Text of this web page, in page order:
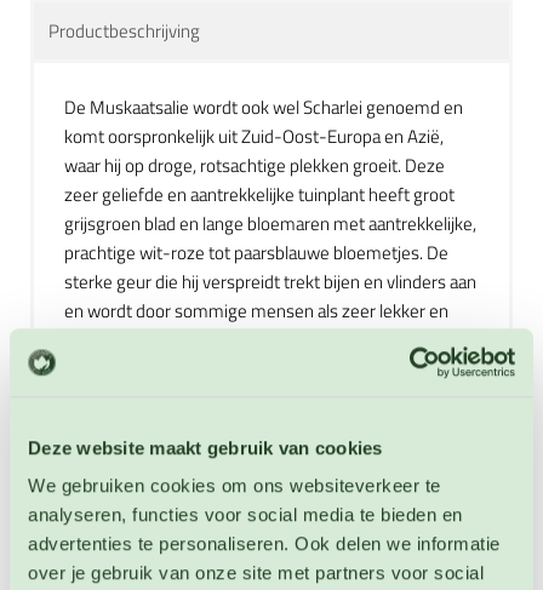
Deze website maakt gebruik van cookies
We gebruiken cookies om ons websiteverkeer te
analyseren, functies voor social media te bieden en
advertenties te personaliseren. Ook delen we informatie
over je gebruik van onze site met partners voor social
Productbeschrijving
De Muskaatsalie wordt ook wel Scharlei genoemd en
komt oorspronkelijk uit Zuid-Oost-Europa en Azië,
waar hij op droge, rotsachtige plekken groeit. Deze
zeer geliefde en aantrekkelijke tuinplant heeft groot
grijsgroen blad en lange bloemaren met aantrekkelijke,
prachtige wit-roze tot paarsblauwe bloemetjes. De
sterke geur die hij verspreidt trekt bijen en vlinders aan
en wordt door sommige mensen als zeer lekker en
door anderen als zeer vies ervaren. Wordt nauwelijks
culinair of medisch gebruikt, maar de olie van de plant
tandvleesproblemen en keelontstekingen. Meerjarige.
Hoogte: 130 cm.
Extra informatie